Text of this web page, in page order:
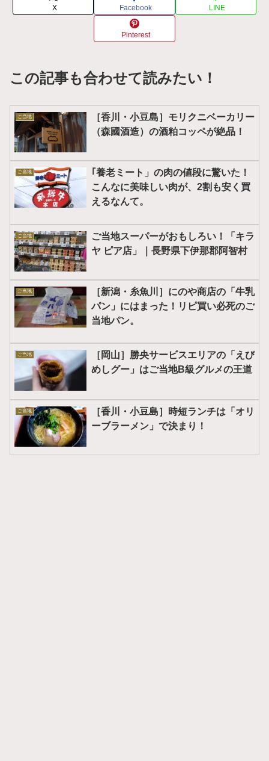
X Facebook LINE
Pinterest
この記事も合わせて読みたい！
ご当地
［香川・小豆島］モリクニベーカリー
（森國酒造）の酒粕コッペが絶品！
ご当地
｢養老ミート」の肉の値段に驚いた！
こんなに美味しい肉が、2割も安く買
えるなんて。
ご当地
ご当地スーパーがおもしろい！「キラ
ヤ ピア店」｜長野県下伊那郡阿智村
ご当地
［新潟・糸魚川］にのや商店の「牛乳
パン」にはまった！リピ買い必死のご
当地パン。
ご当地
［岡山］勝央サービスエリアの「えび
めしグー」はご当地B級グルメの王道
ご当地
［香川・小豆島］時短ランチは「オリ
ーブラーメン」で決まり！